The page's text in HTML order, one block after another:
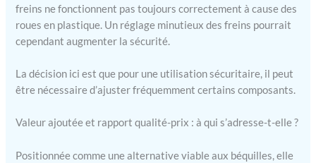
jambes offre une
maniabilité facile et un
contrôle supérieur.
une résistance au
glissement
la stabilité aussi bien à
sur divers terrains. Pliage
freins ne fonctionnent pas toujours correctement à cause des
roues en plastique. Un réglage minutieux des freins pourrait
cependant augmenter la sécurité.
La décision ici est que pour une utilisation sécuritaire, il peut
être nécessaire d’ajuster fréquemment certains composants.
Valeur ajoutée et rapport qualité-prix : à qui s’adresse-t-elle ?
Positionnée comme une alternative viable aux béquilles, elle